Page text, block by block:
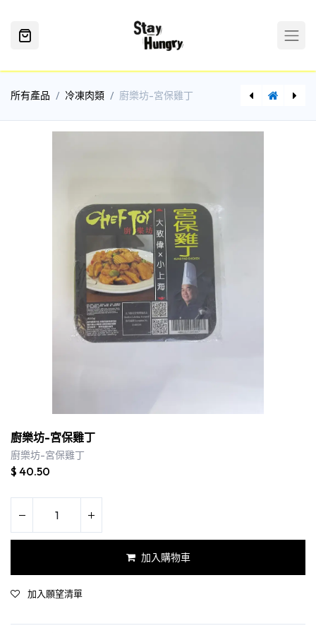
所有產品 冷凍肉類 廚樂坊-宮保雞丁
廚樂坊-宮保雞丁
廚樂坊-宮保雞丁
$ 40.50
加入購物車
加入願望清單